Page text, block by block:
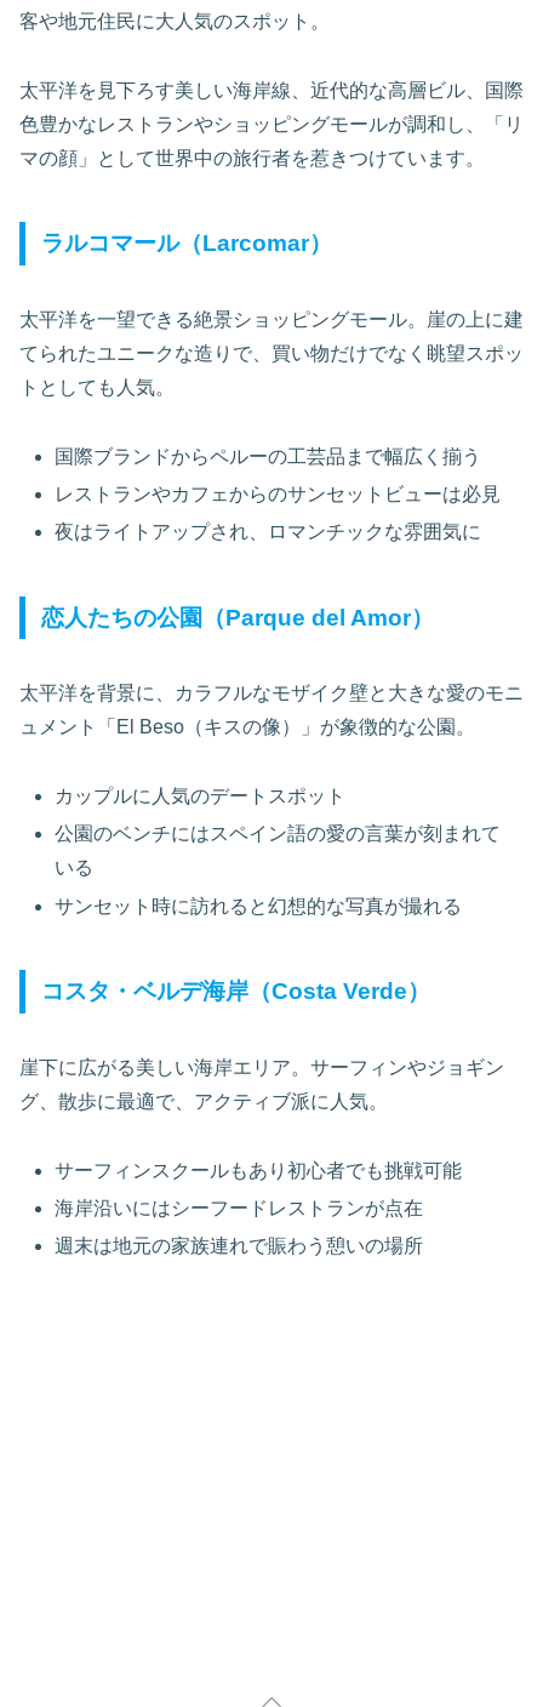
客や地元住民に大人気のスポット。
太平洋を見下ろす美しい海岸線、近代的な高層ビル、国際
色豊かなレストランやショッピングモールが調和し、「リ
マの顔」として世界中の旅行者を惹きつけています。
ラルコマール（Larcomar）
太平洋を一望できる絶景ショッピングモール。崖の上に建
てられたユニークな造りで、買い物だけでなく眺望スポッ
トとしても人気。
国際ブランドからペルーの工芸品まで幅広く揃う
レストランやカフェからのサンセットビューは必見
夜はライトアップされ、ロマンチックな雰囲気に
恋人たちの公園（Parque del Amor）
太平洋を背景に、カラフルなモザイク壁と大きな愛のモニ
ュメント「El Beso（キスの像）」が象徴的な公園。
カップルに人気のデートスポット
公園のベンチにはスペイン語の愛の言葉が刻まれて
いる
サンセット時に訪れると幻想的な写真が撮れる
コスタ・ベルデ海岸（Costa Verde）
崖下に広がる美しい海岸エリア。サーフィンやジョギン
グ、散歩に最適で、アクティブ派に人気。
サーフィンスクールもあり初心者でも挑戦可能
海岸沿いにはシーフードレストランが点在
週末は地元の家族連れで賑わう憩いの場所